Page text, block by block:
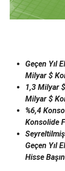
Geçen Yıl
Milyar $
1,3 Milyar
Milyar $
%6,4
Konsolide
Geçen Yıl
Hisse